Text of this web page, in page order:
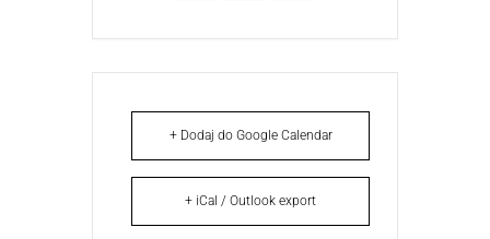
+ Dodaj do Google Calendar
+ iCal / Outlook export